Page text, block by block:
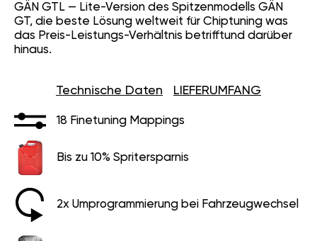
GÄN GTL — Lite-Version des Spitzenmodells GÄN
GT, die beste Lösung weltweit für Chiptuning was
das Preis-Leistungs-Verhältnis betrifftund darüber
hinaus.
Technische Daten LIEFERUMFANG
18 Finetuning Mappings
Bis zu 10% Spritersparnis
2x Umprogrammierung bei Fahrzeugwechsel